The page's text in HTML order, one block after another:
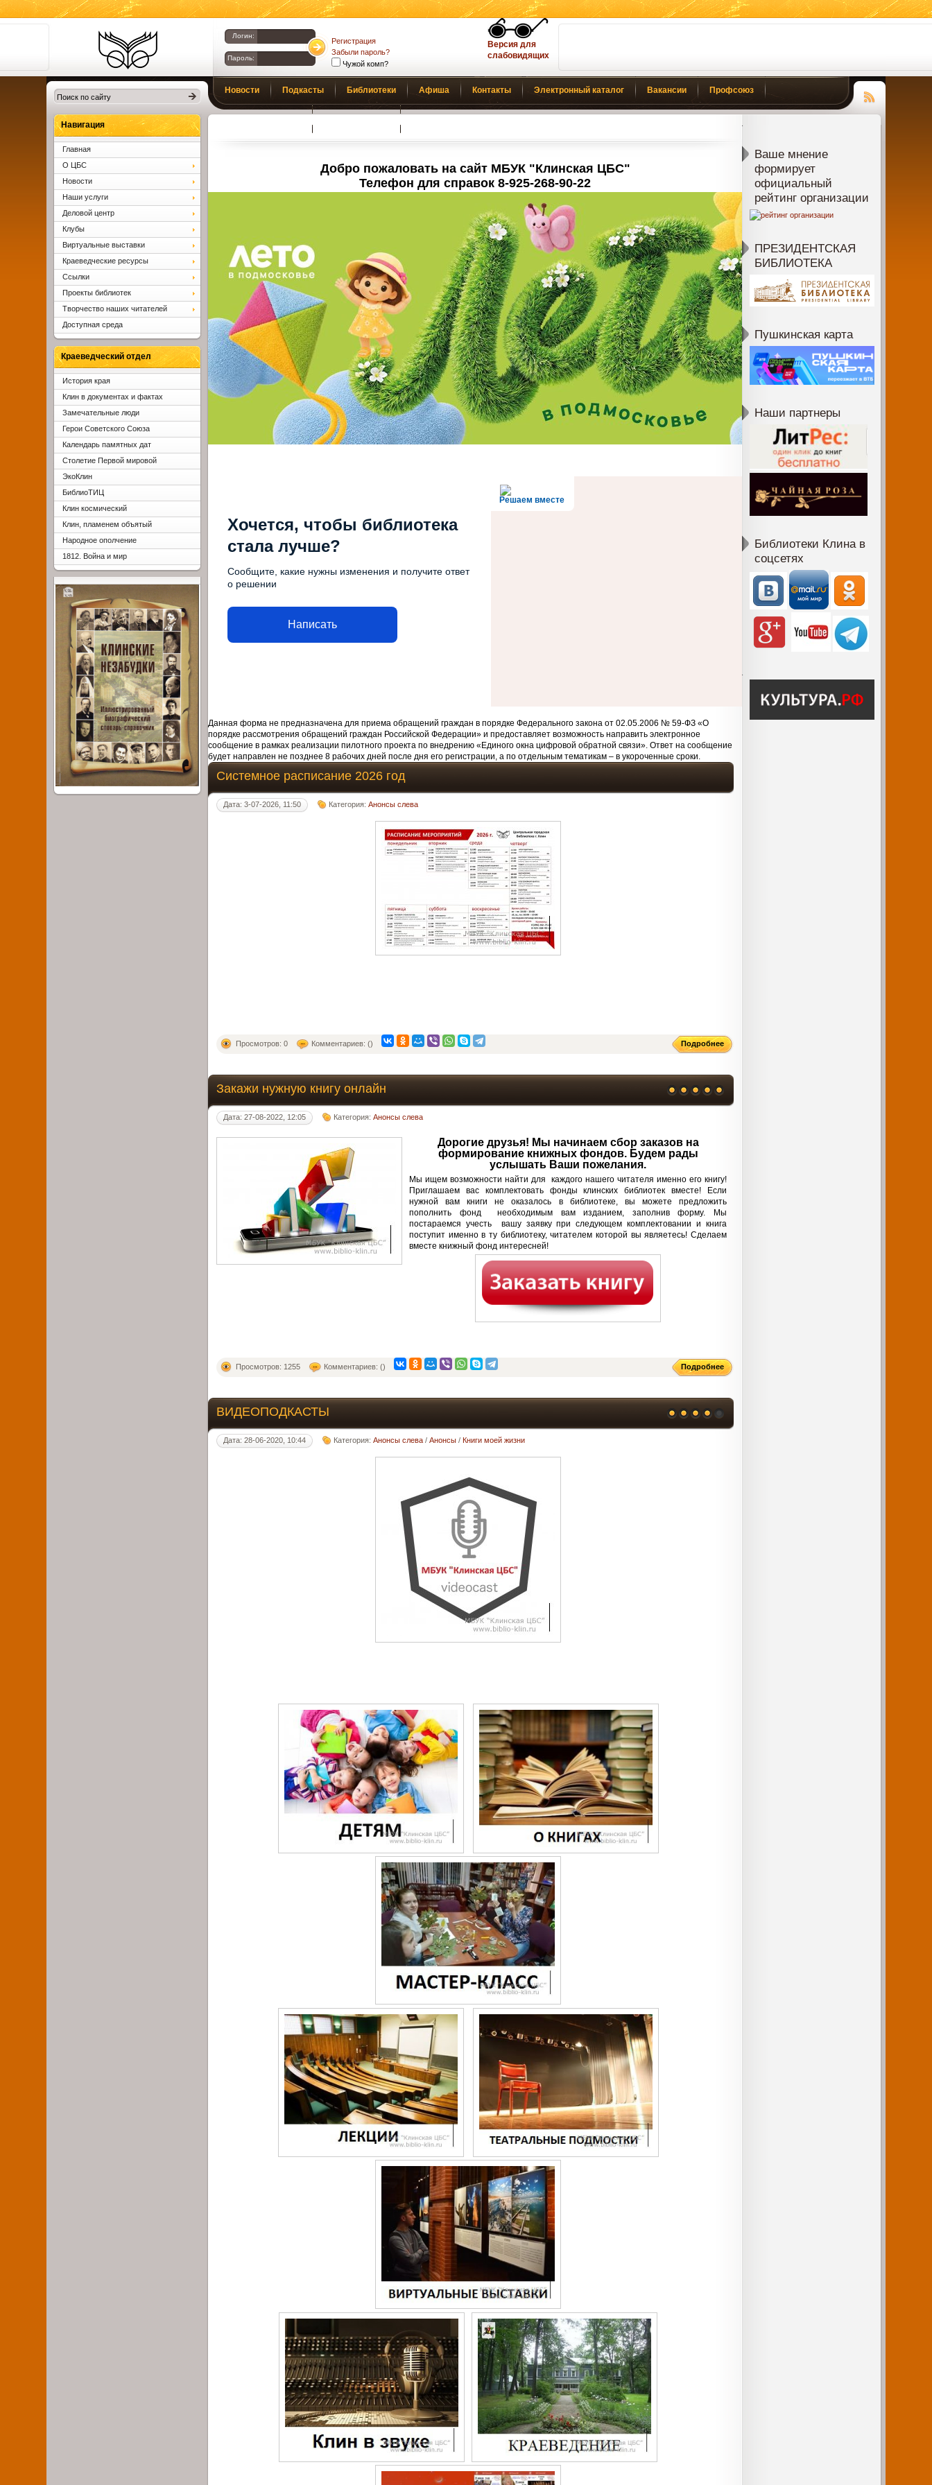
Библиотеки
Клина. Клинская
ЦБС.
Логин:
Пароль:
Регистрация
Забыли пароль?
Чужой комп?
Версия для
слабовидящих
Новости Подкасты Библиотеки Афиша Контакты Электронный каталог Вакансии Профсоюз
Чтение
Добро пожаловать на сайт МБУК "Клинская ЦБС"
Телефон для справок 8-925-268-90-22
Решаем вместе
Хочется, чтобы библиотека
стала лучше?
Сообщите, какие нужны изменения и получите ответ
о решении
Написать
Данная форма не предназначена для приема обращений граждан в порядке Федерального закона от 02.05.2006 № 59-ФЗ «О
порядке рассмотрения обращений граждан Российской Федерации» и предоставляет возможность направить электронное
сообщение в рамках реализации пилотного проекта по внедрению «Единого окна цифровой обратной связи». Ответ на сообщение
будет направлен не позднее 8 рабочих дней после дня его регистрации, а по отдельным тематикам – в укороченные сроки.
Системное расписание 2026 год
Дата: 3-07-2026, 11:50 Категория:Анонсы слева
Подробнее
Просмотров: 0 Комментариев: ()
Закажи нужную книгу онлайн
Дата: 27-08-2022, 12:05 Категория:Анонсы слева
Дорогие друзья! Мы начинаем сбор заказов на
формирование книжных фондов. Будем рады
услышать Ваши пожелания.
Мы ищем возможности найти для каждого нашего читателя именно его книгу!
Приглашаем вас комплектовать фонды клинских библиотек вместе! Если
нужной вам книги не оказалось в библиотеке, вы можете предложить
пополнить фонд необходимым вам изданием, заполнив форму. Мы
постараемся учесть вашу заявку при следующем комплектовании и книга
поступит именно в ту библиотеку, читателем которой вы являетесь! Сделаем
вместе книжный фонд интересней!
Подробнее
Просмотров: 1255 Комментариев: ()
ВИДЕОПОДКАСТЫ
Дата: 28-06-2020, 10:44 Категория:Анонсы слева /Анонсы / Книги моей жизни
Ваше мнение
формирует
официальный
рейтинг организации
ПРЕЗИДЕНТСКАЯ
БИБЛИОТЕКА
Пушкинская карта
Наши партнеры
Библиотеки Клина в
соцсетях
Навигация
Главная
О ЦБС
Новости
Наши услуги
Деловой центр
Клубы
Виртуальные выставки
Краеведческие ресурсы
Ссылки
Проекты библиотек
Творчество наших читателей
Доступная среда
Краеведческий отдел
История края
Клин в документах и фактах
Замечательные люди
Герои Советского Союза
Календарь памятных дат
Столетие Первой мировой
ЭкоКлин
БиблиоТИЦ
Клин космический
Клин, пламенем объятый
Народное ополчение
1812. Война и мир